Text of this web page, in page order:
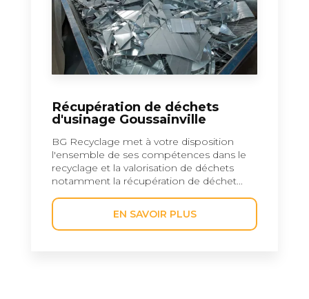
Récupération de déchets
d'usinage Goussainville
BG Recyclage met à votre disposition
l'ensemble de ses compétences dans le
recyclage et la valorisation de déchets
notamment la récupération de déchet...
EN SAVOIR PLUS